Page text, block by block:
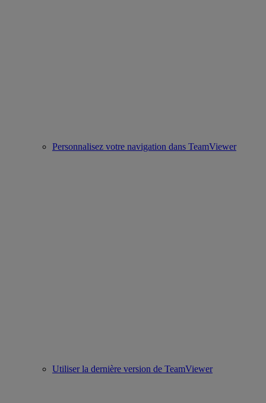
Personnalisez votre navigation dans TeamViewer
Utiliser la dernière version de TeamViewer